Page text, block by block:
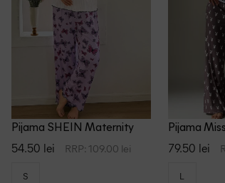
M&S Collection
Massimo Dutti
Missguided
Mohito
NA-KD
Oysho
Pijama SHEIN Maternity
54.50 lei RRP: 109.00 lei
S
Pijama
79.50 lei
L